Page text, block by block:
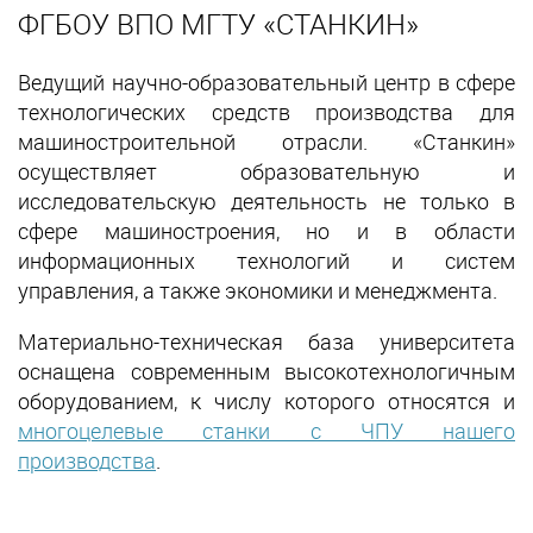
ФГБОУ ВПО МГТУ «СТАНКИН»
Ведущий научно-образовательный центр в сфере
технологических средств производства для
машиностроительной отрасли. «Станкин»
осуществляет образовательную и
исследовательскую деятельность не только в
сфере машиностроения, но и в области
информационных технологий и систем
управления, а также экономики и менеджмента.
Материально-техническая база университета
оснащена современным высокотехнологичным
оборудованием, к числу которого относятся и
многоцелевые станки с ЧПУ нашего
производства